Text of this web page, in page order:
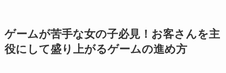
ゲームが苦手な女の子必見！お客さんを主
役にして盛り上がるゲームの進め方